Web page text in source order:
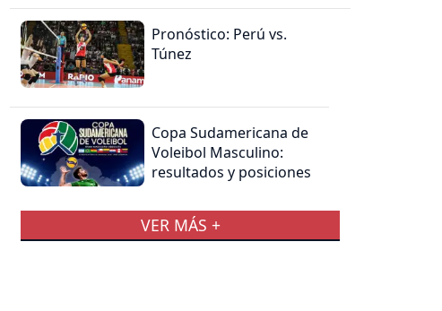
Pronóstico: Perú vs.
Túnez
Copa Sudamericana de
Voleibol Masculino:
resultados y posiciones
VER MÁS +